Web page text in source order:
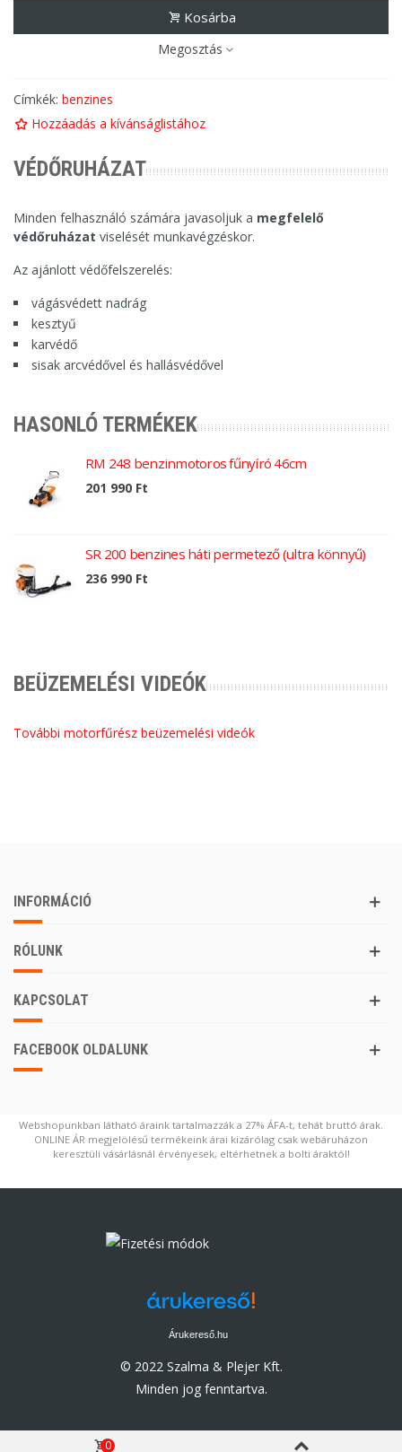
Kosárba
Megosztás
Címkék: benzines
Hozzáadás a kívánságlistához
VÉDŐRUHÁZAT
Minden felhasználó számára javasoljuk a megfelelő
védőruházat viselését munkavégzéskor.
Az ajánlott védőfelszerelés:
vágásvédett nadrág
kesztyű
karvédő
sisak arcvédővel és hallásvédővel
HASONLÓ TERMÉKEK
RM 248 benzinmotoros fűnyíró 46cm
201 990 Ft
SR 200 benzines háti permetező (ultra könnyű)
236 990 Ft
BEÜZEMELÉSI VIDEÓK
További motorfűrész beüzemelési videók
INFORMÁCIÓ
RÓLUNK
KAPCSOLAT
FACEBOOK OLDALUNK
Webshopunkban látható áraink tartalmazzák a 27% ÁFA-t, tehát bruttó árak.
ONLINE ÁR megjelölésű termékeink árai kizárólag csak webáruházon
keresztüli vásárlásnál érvényesek, eltérhetnek a bolti áraktól!
Árukereső.hu
© 2022 Szalma & Plejer Kft.
Minden jog fenntartva.
0